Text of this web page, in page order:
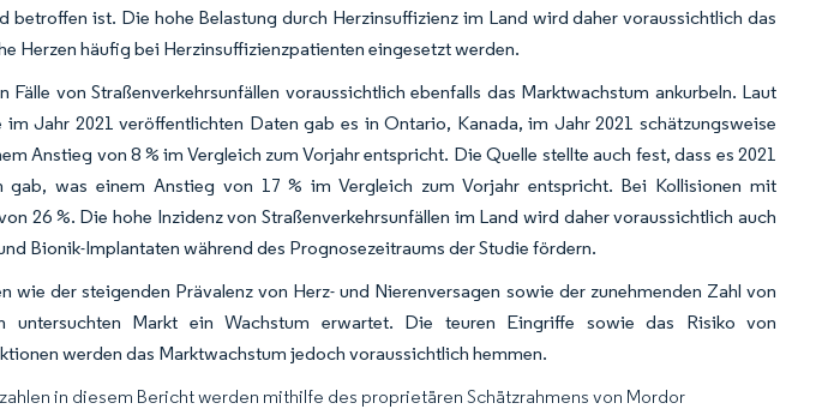
betroffen ist. Die hohe Belastung durch Herzinsuffizienz im Land wird daher voraussichtlich das
Herzen häufig bei Herzinsuffizienzpatienten eingesetzt werden.
von Straßenverkehrsunfällen voraussichtlich ebenfalls das Marktwachstum ankurbeln. Laut
Jahr 2021 veröffentlichten Daten gab es in Ontario, Kanada, im Jahr 2021 schätzungsweise
Anstieg von 8 % im Vergleich zum Vorjahr entspricht. Die Quelle stellte auch fest, dass es 2021
gab, was einem Anstieg von 17 % im Vergleich zum Vorjahr entspricht. Bei Kollisionen mit
26 %. Die hohe Inzidenz von Straßenverkehrsunfällen im Land wird daher voraussichtlich auch
Bionik-Implantaten während des Prognosezeitraums der Studie fördern.
wie der steigenden Prävalenz von Herz- und Nierenversagen sowie der zunehmenden Zahl von
untersuchten Markt ein Wachstum erwartet. Die teuren Eingriffe sowie das Risiko von
werden das Marktwachstum jedoch voraussichtlich hemmen.
in diesem Bericht werden mithilfe des proprietären Schätzrahmens von Mordor